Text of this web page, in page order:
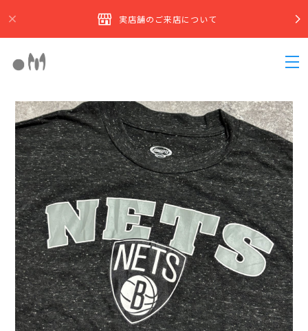
実店舗のご来店について